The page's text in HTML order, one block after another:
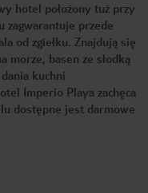
hotel położony tuż przy
zagwarantuje przede
od zgiełku. Znajdują się
basen ze słodką
kuchni
Imperio Playa zachęca
dostępne jest darmowe